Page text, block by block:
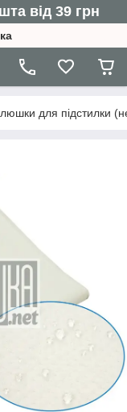
від 39 грн
для підстилки